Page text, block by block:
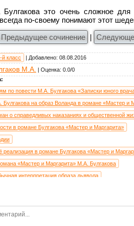
это очень сложное для
по-своему понимают этот
Предыдущее сочинение
|
й класс Добавлено: 08.08.2016
М.А. Оценка: 0.0/0
по повести М.А. Булгакова «Записки юного
на образ Воланда в романе «Мастер и
о справедливых наказаниях и общественной
в романе Булгакова «Мастер и Маргарита»
реализация в романе Булгакова «Мастер и
«Мастер и Маргарита» М.А. Булгакова
интерпретация образа дьявола
образу профессора
и Маргарита»